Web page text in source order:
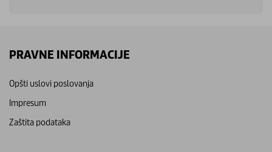
PRAVNE INFORMACIJE
Opšti uslovi poslovanja
Impresum
Zaštita podataka